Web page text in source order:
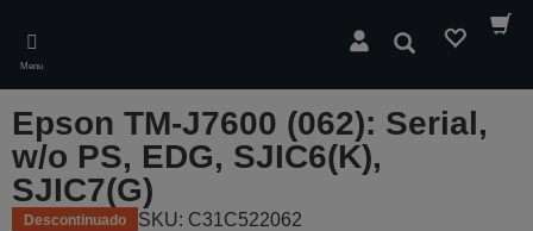
main
content
Menu
Pesquisar
Epson TM-J7600 (062): Serial,
w/o PS, EDG, SJIC6(K),
SJIC7(G)
Descontinuado SKU: C31C522062